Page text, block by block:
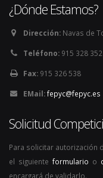
¿Dónde Estamos?
Dirección: Navas de
Teléfono: 915 328
Fax: 915 326 538
EMail:fepyc@fepyc.es
Solicitud
Para solicitar autorización
el siguiente formulario o
encargará de validarlo.